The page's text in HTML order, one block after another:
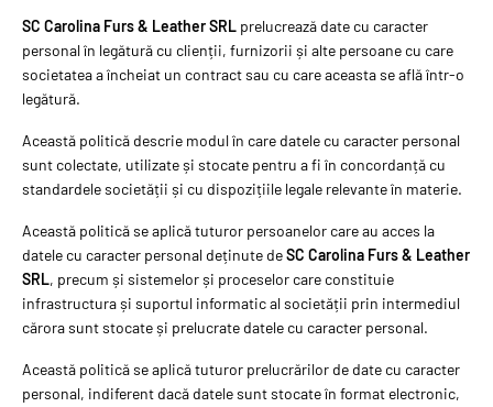
SC Carolina Furs & Leather SRL prelucrează date cu caracter
personal în legătură cu clienții, furnizorii și alte persoane cu care
societatea a încheiat un contract sau cu care aceasta se află într-o
legătură.
Această politică descrie modul în care datele cu caracter personal
sunt colectate, utilizate și stocate pentru a fi în concordanță cu
standardele societății și cu dispozițiile legale relevante în materie.
Această politică se aplică tuturor persoanelor care au acces la
datele cu caracter personal deținute deSC Carolina Furs & Leather
SRL, precum și sistemelor și proceselor care constituie
infrastructura și suportul informatic al societății prin intermediul
cărora sunt stocate și prelucrate datele cu caracter personal.
Această politică se aplică tuturor prelucrărilor de date cu caracter
personal, indiferent dacă datele sunt stocate în format electronic,